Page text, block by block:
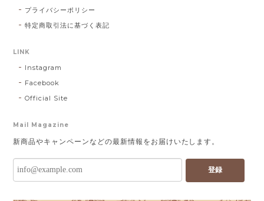
プライバシーポリシー
特定商取引法に基づく表記
LINK
Instagram
Facebook
Official Site
Mail Magazine
新商品やキャンペーンなどの最新情報をお届けいたします。
登録